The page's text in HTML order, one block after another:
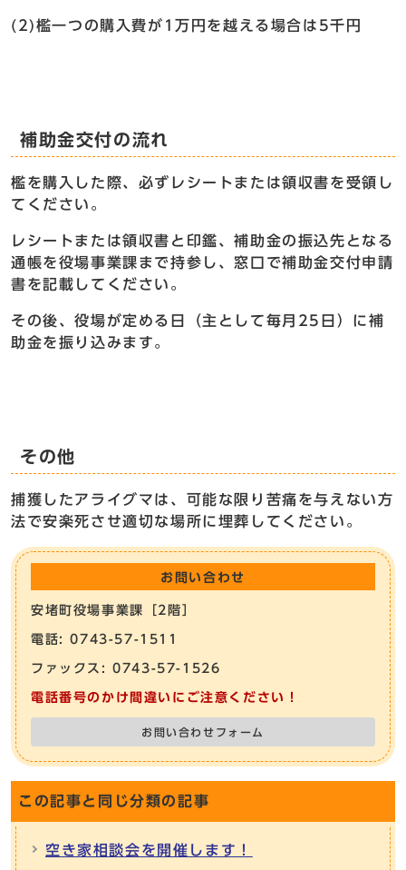
(2)檻一つの購入費が1万円を越える場合は5千円
補助金交付の流れ
檻を購入した際、必ずレシートまたは領収書を受領し
てください。
レシートまたは領収書と印鑑、補助金の振込先となる
通帳を役場事業課まで持参し、窓口で補助金交付申請
書を記載してください。
その後、役場が定める日（主として毎月25日）に補
助金を振り込みます。
その他
捕獲したアライグマは、可能な限り苦痛を与えない方
法で安楽死させ適切な場所に埋葬してください。
お問い合わせ
安堵町役場事業課［2階］
電話: 0743-57-1511
ファックス: 0743-57-1526
電話番号のかけ間違いにご注意ください！
お問い合わせフォーム
この記事と同じ分類の記事
空き家相談会を開催します！